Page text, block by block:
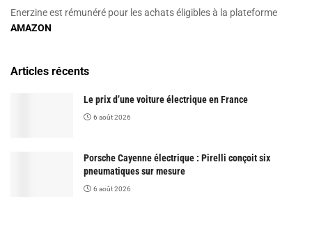
Enerzine est rémunéré pour les achats éligibles à la plateforme
AMAZON
Articles récents
Le prix d’une voiture électrique en France
6 août 2026
Porsche Cayenne électrique : Pirelli conçoit six
pneumatiques sur mesure
6 août 2026